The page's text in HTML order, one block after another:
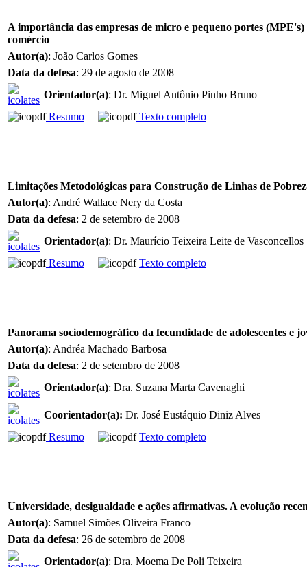
A importância das empresas de micro e pequeno portes
comércio
Autor(a): João Carlos Gomes
Data da defesa: 29 de agosto de 2008
Orientador(a): Dr. Miguel Antônio Pinho Bruno
Resumo
Texto completo
Limitações Metodológicas para Construção de Linhas de
Autor(a): André Wallace Nery da Costa
Data da defesa: 2 de setembro de 2008
Orientador(a): Dr. Maurício Teixeira Leite de Vasconcellos
Resumo
Texto completo
Panorama sociodemográfico da fecundidade de adolescentes e
Autor(a): Andréa Machado Barbosa
Data da defesa: 2 de setembro de 2008
Orientador(a): Dra. Suzana Marta Cavenaghi
Coorientador(a): Dr. José Eustáquio Diniz Alves
Resumo
Texto completo
Universidade, desigualdade e ações afirmativas. A evolução
Autor(a): Samuel Simões Oliveira Franco
Data da defesa: 26 de setembro de 2008
Orientador(a): Dra. Moema De Poli Teixeira